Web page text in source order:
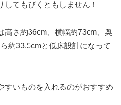
してもびくともしません！
高さ約36cm、横幅約73cm、奥
約33.5cmと低床設計になって
すいものを入れるのがおすすめ